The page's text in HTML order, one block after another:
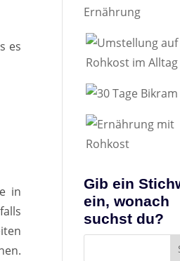
es
in
Gib ein
ein, wonach
suchst du?